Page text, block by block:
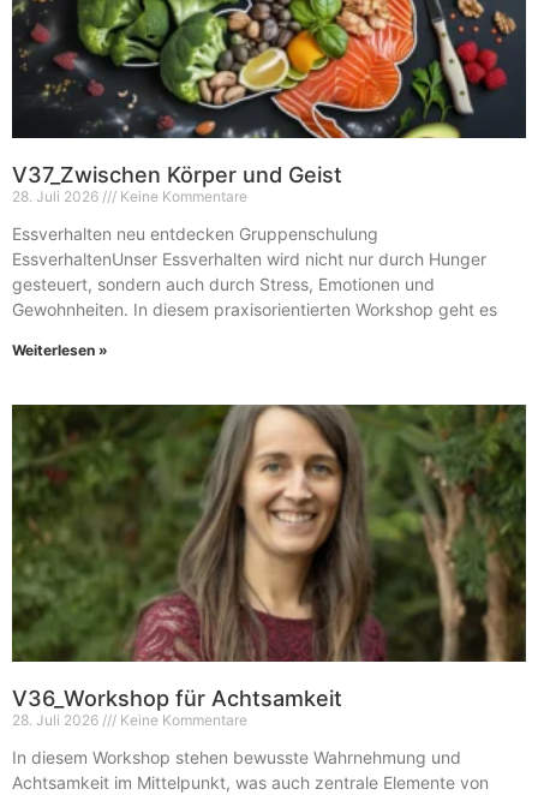
V37_Zwischen Körper und Geist
28. Juli 2026 Keine Kommentare
Essverhalten neu entdecken Gruppenschulung
EssverhaltenUnser Essverhalten wird nicht nur durch Hunger
gesteuert, sondern auch durch Stress, Emotionen und
Gewohnheiten. In diesem praxisorientierten Workshop geht es
Weiterlesen »
V36_Workshop für Achtsamkeit
28. Juli 2026 Keine Kommentare
In diesem Workshop stehen bewusste Wahrnehmung und
Achtsamkeit im Mittelpunkt, was auch zentrale Elemente von